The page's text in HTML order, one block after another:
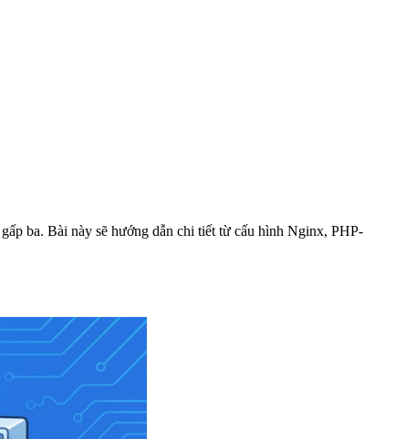
ba. Bài này sẽ hướng dẫn chi tiết từ cấu hình Nginx, PHP-